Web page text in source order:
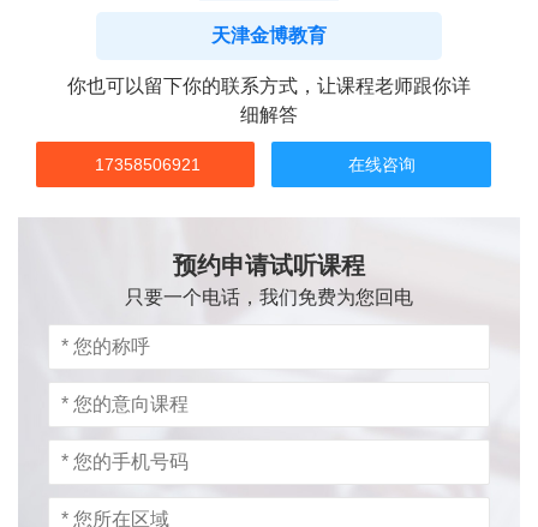
天津金博教育
你也可以留下你的联系方式，让课程老师跟你详
细解答
17358506921 在线咨询
预约申请试听课程
只要一个电话，我们免费为您回电